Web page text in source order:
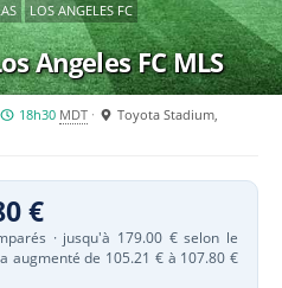
LOS ANGELES FC
Angeles FCMLS
18h30 MDT
Toyota Stadium,
€
· jusqu'à 179.00 € selon le
augmenté de 105.21 € à 107.80 €